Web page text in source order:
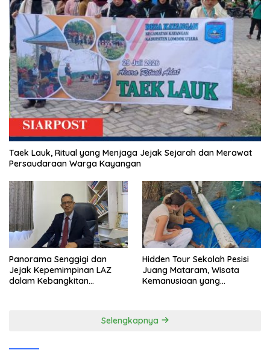
Taek Lauk, Ritual yang Menjaga Jejak Sejarah dan Merawat
Persaudaraan Warga Kayangan
Panorama Senggigi dan
Jejak Kepemimpinan LAZ
dalam Kebangkitan
Hidden Tour Sekolah Pesisi
Juang Mataram, Wisata
Kemanusiaan yang
Selengkapnya